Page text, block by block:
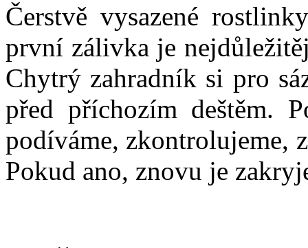
Čerstvě vysazené
první zálivka je
Chytrý zahradník si pro
před příchozím deštěm.
podíváme, zkontrolujeme,
Pokud ano, znovu je